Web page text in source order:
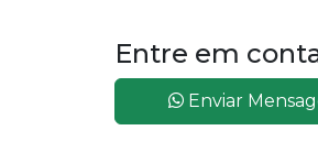
Entre em
Enviar